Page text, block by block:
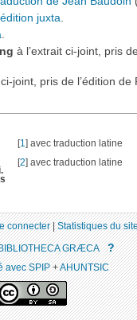
édition juxta
.
à l’extrait ci-joint, pris
ci-joint, pris de l’édition de
[1] avec traduction latine
[2] avec traduction latine
connecter|Statistiques du
GRÆCA ?
avec SPIP+AHUNTSIC